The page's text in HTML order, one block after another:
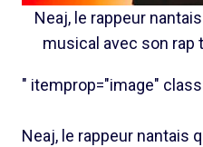
Neaj, le rappeur
musical avec son rap
" itemprop="image"
Neaj, le rappeur nantais